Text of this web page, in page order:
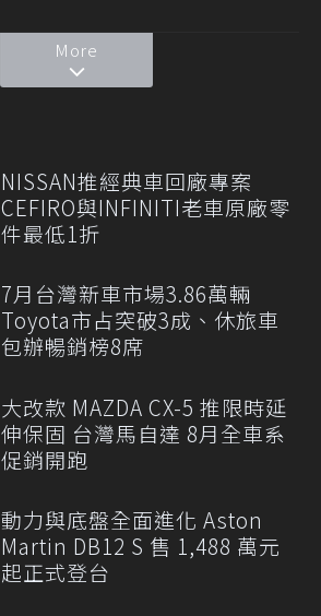
More
NISSAN推經典車回廠專案
CEFIRO與INFINITI老車原廠零
件最低1折
7月台灣新車市場3.86萬輛
Toyota市占突破3成、休旅車
包辦暢銷榜8席
大改款 MAZDA CX-5 推限時延
伸保固 台灣馬自達 8月全車系
促銷開跑
動力與底盤全面進化 Aston
Martin DB12 S 售 1,488 萬元
起正式登台